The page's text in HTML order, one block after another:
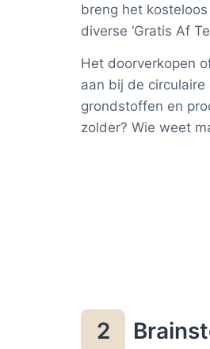
breng het
diverse ‘Gratis Af
Het doorverkopen
aan bij de
grondstoffen en
zolder? Wie weet
2